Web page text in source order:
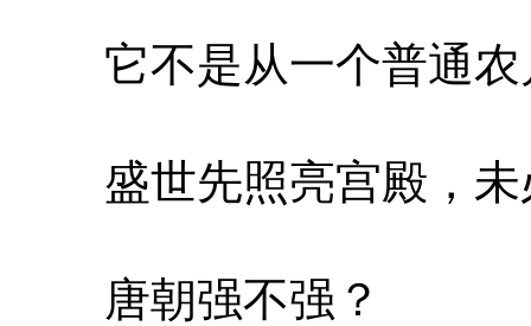
它不是从一个普通
盛世先照亮宫殿，
唐朝强不强？